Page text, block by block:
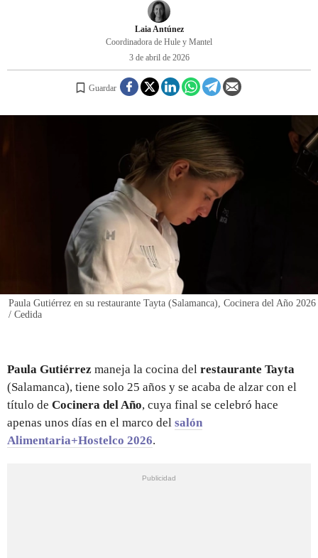
INICIAR SESIÓN
Laia Antúnez
Coordinadora de Hule y Mantel
3 de abril de 2026
Guardar
Paula Gutiérrez en su restaurante Tayta (Salamanca), Cocinera del Año 2026
/ Cedida
Paula Gutiérrez maneja la cocina del restaurante Tayta
(Salamanca), tiene solo 25 años y se acaba de alzar con el
título de Cocinera del Año, cuya final se celebró hace
apenas unos días en el marco del salón
Alimentaria+Hostelco 2026.